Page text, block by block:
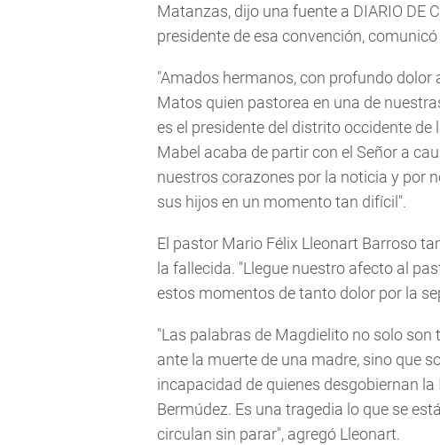
Matanzas, dijo una fuente a DIARIO DE
presidente de esa convención,
"Amados hermanos, con profundo dolor
Matos quien pastorea en una de
es el presidente del distrito occidente de
Mabel acaba de partir con el Señor a
nuestros corazones por la noticia y por
sus hijos en un momento tan difícil".
El pastor Mario Félix Lleonart Barroso
la fallecida. "Llegue nuestro afecto al
estos momentos de tanto dolor por la
"Las palabras de Magdielito no solo
ante la muerte de una madre, sino que
incapacidad de quienes desgobiernan la
Bermúdez. Es una tragedia lo que se
circulan sin parar", agregó Lleonart.